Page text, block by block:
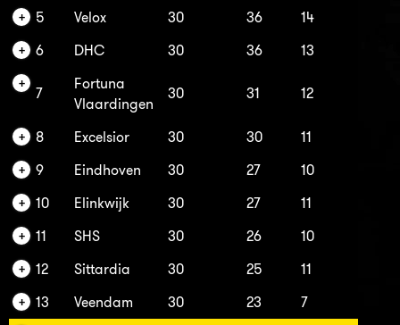
5 Velox 30 36
14
6
DHC 30 36 13
7
Fortuna
Vlaardingen
30 31 12
8 Excelsior 30 30
11
9
Eindhoven 30 27
10
10
Elinkwijk 30 27
11
11
SHS 30 26
10
12
Sittardia 30 25
11
13
Veendam 30 23
7